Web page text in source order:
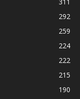
292
259
224
222
215
190